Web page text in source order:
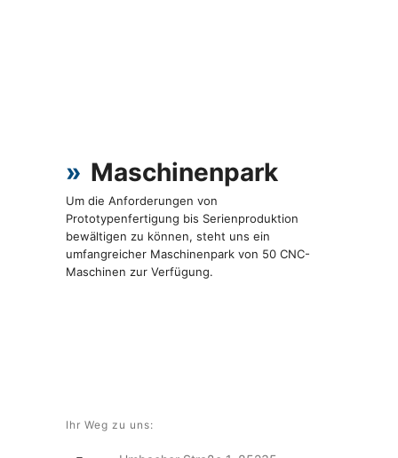
» Maschinenpark
Um die Anforderungen von
Prototypenfertigung bis Serienproduktion
bewältigen zu können, steht uns ein
umfangreicher Maschinenpark von 50 CNC-
Maschinen zur Verfügung.
Ihr Weg zu uns: